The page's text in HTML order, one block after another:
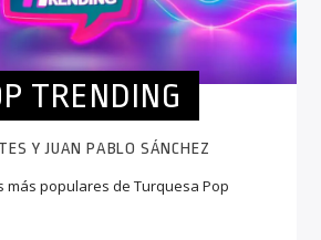
TRENDING
Y JUAN PABLO SÁNCHEZ
más populares de Turquesa Pop